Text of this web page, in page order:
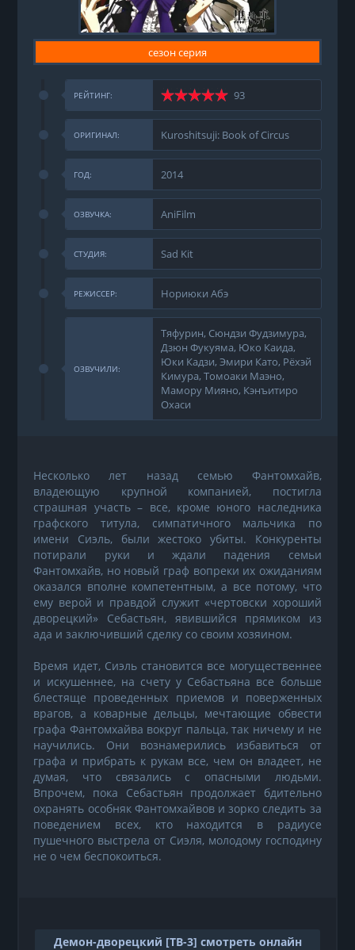
сезон серия
РЕЙТИНГ: 93
ОРИГИНАЛ: Kuroshitsuji: Book of Circus
ГОД: 2014
ОЗВУЧКА: AniFilm
СТУДИЯ: Sad Kit
РЕЖИССЕР: Нориюки Абэ
ОЗВУЧИЛИ:
Тяфурин, Сюндзи Фудзимура,
Дзюн Фукуяма, Юко Каида,
Юки Кадзи, Эмири Като, Рёхэй
Кимура, Томоаки Маэно,
Мамору Мияно, Кэнъитиро
Охаси
Несколько лет назад семью Фантомхайв,
владеющую крупной компанией, постигла
страшная участь – все, кроме юного наследника
графского титула, симпатичного мальчика по
имени Сиэль, были жестоко убиты. Конкуренты
потирали руки и ждали падения семьи
Фантомхайв, но новый граф вопреки их ожиданиям
оказался вполне компетентным, а все потому, что
ему верой и правдой служит «чертовски хороший
дворецкий» Себастьян, явившийся прямиком из
ада и заключивший сделку со своим хозяином.
Время идет, Сиэль становится все могущественнее
и искушеннее, на счету у Себастьяна все больше
блестяще проведенных приемов и поверженных
врагов, а коварные дельцы, мечтающие обвести
графа Фантомхайва вокруг пальца, так ничему и не
научились. Они вознамерились избавиться от
графа и прибрать к рукам все, чем он владеет, не
думая, что связались с опасными людьми.
Впрочем, пока Себастьян продолжает бдительно
охранять особняк Фантомхайвов и зорко следить за
поведением всех, кто находится в радиусе
пушечного выстрела от Сиэля, молодому господину
не о чем беспокоиться.
Демон-дворецкий [ТВ-3] смотреть онлайн